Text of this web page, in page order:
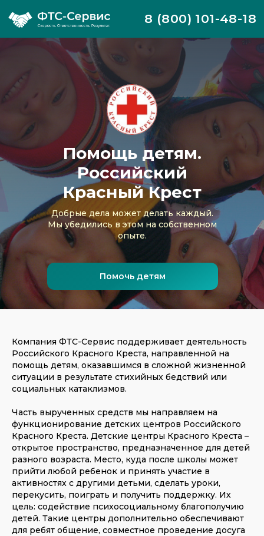
8 (800) 101-48-18
Помочь детям
Добрые дела может делать каждый.
Мы убедились в этом на собственном
опыте.
Помощь детям.
Российский
Красный Крест
Компания ФТС-Сервис поддерживает деятельность
Российского Красного Креста, направленной на
помощь детям, оказавшимся в сложной жизненной
ситуации в результате стихийных бедствий или
социальных катаклизмов.
Часть вырученных средств мы направляем на
функционирование детских центров Российского
Красного Креста. Детские центры Красного Креста –
открытое пространство, предназначенное для детей
разного возраста. Место, куда после школы может
прийти любой ребенок и принять участие в
активностях с другими детьми, сделать уроки,
перекусить, поиграть и получить поддержку. Их
цель: содействие психосоциальному благополучию
детей. Такие центры дополнительно обеспечивают
для ребят общение, совместное проведение досуга